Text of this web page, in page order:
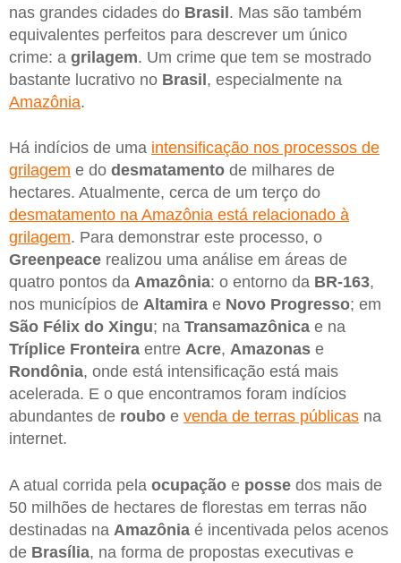
nas grandes cidades do Brasil. Mas são também
equivalentes perfeitos para descrever um único
crime: a grilagem. Um crime que tem se mostrado
bastante lucrativo no Brasil, especialmente na
Amazônia.
Há indícios de uma intensificação nos processos de
grilagem e do desmatamento de milhares de
hectares. Atualmente, cerca de um terço do
desmatamento na Amazônia está relacionado à
grilagem. Para demonstrar este processo, o
Greenpeace realizou uma análise em áreas de
quatro pontos da Amazônia: o entorno da BR-163,
nos municípios de Altamira e Novo Progresso; em
São Félix do Xingu; na Transamazônica e na
Tríplice Fronteira entre Acre, Amazonas e
Rondônia, onde está intensificação está mais
acelerada. E o que encontramos foram indícios
abundantes de roubo e venda de terras públicas na
internet.
A atual corrida pela ocupação e posse dos mais de
50 milhões de hectares de florestas em terras não
destinadas na Amazônia é incentivada pelos acenos
de Brasília, na forma de propostas executivas e